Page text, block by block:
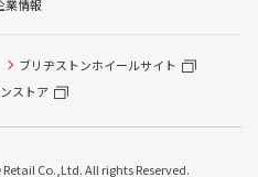
業情報
ブリヂストンホイールサイト
ストア
Co.,Ltd. All rights Reserved.
履き替え/オイル交換/その他
ち予約 ※クローク契約会員の